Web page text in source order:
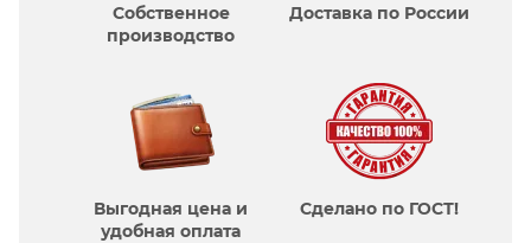
Собственное
производcтво
Доставка по России
Выгодная цена и
удобная оплата
Сделано по ГОСТ!